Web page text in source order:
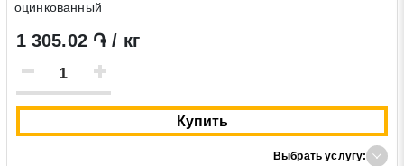
оцинкованный
1 305.02 ֏ / кг
Купить
Выбрать услугу: